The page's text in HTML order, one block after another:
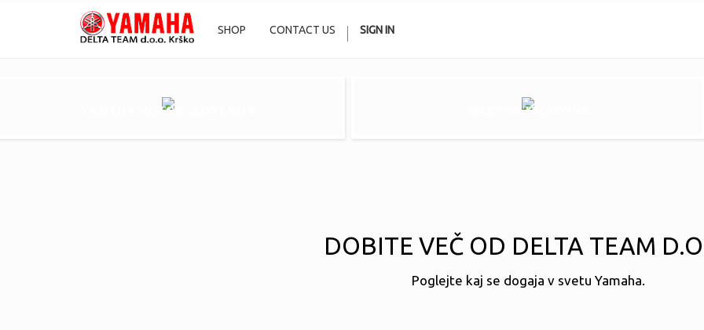
SHOP CONTACT US SIGN IN
YAMAHA MOTOR SLOVENIJA SPLETNA TRGOVINA
DOBITE VEČ OD DELTA TEAM
Poglejte kaj se dogaja v svetu Yamaha.